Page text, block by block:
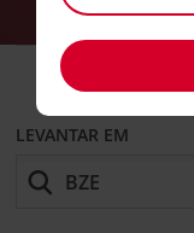
LEVANTAR EM